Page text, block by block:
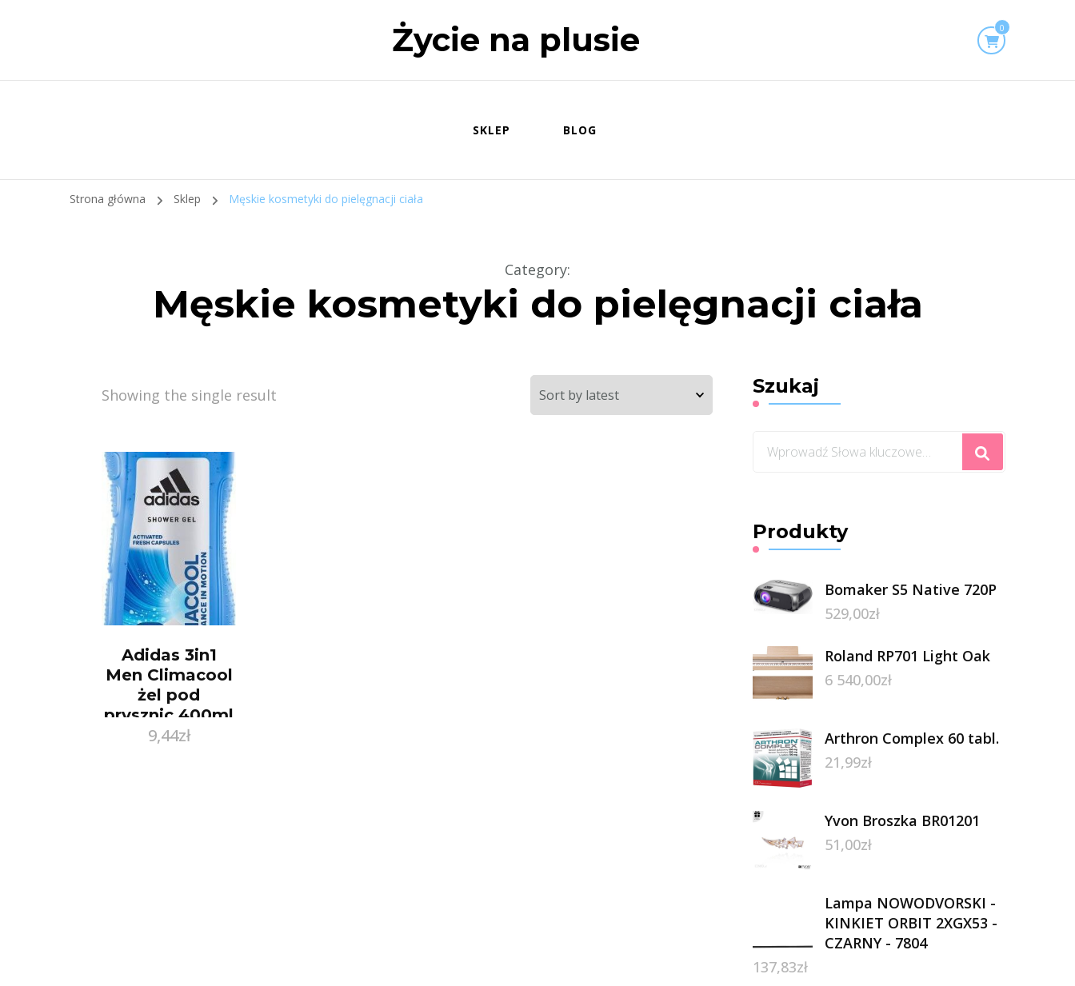
Życie na plusie 0
SKLEP BLOG
Strona główna Sklep Męskie kosmetyki do pielęgnacji ciała
Category:
Męskie kosmetyki do pielęgnacji ciała
Showing the single result
Adidas 3in1
Men Climacool
żel pod
prysznic 400ml
9,44zł
Szukaj
Szukasz
Produkty
Bomaker S5 Native 720P
529,00zł
Roland RP701 Light Oak
6 540,00zł
Arthron Complex 60 tabl.
21,99zł
Yvon Broszka BR01201
51,00zł
Lampa NOWODVORSKI -
KINKIET ORBIT 2XGX53 -
CZARNY - 7804
137,83zł